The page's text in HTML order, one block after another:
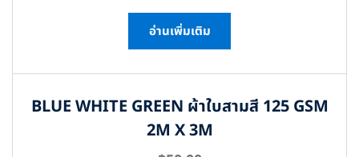
อ่านเพิ่มเติม
BLUE WHITE GREEN ผ้าใบสามสี 125 GSM
2M X 3M